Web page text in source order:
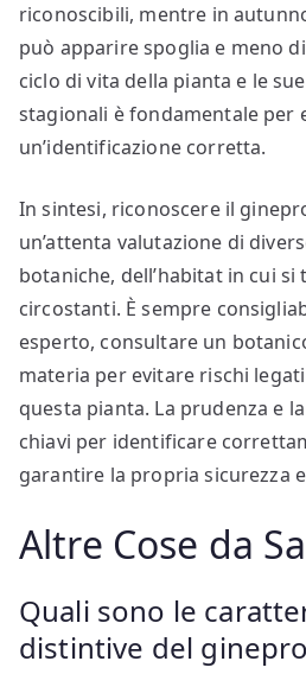
riconoscibili, mentre in
può apparire spoglia e meno
ciclo di vita della pianta e le
stagionali è fondamentale per
un’identificazione corretta.
In sintesi, riconoscere il
un’attenta valutazione di
botaniche, dell’habitat in cui
circostanti. È sempre
esperto, consultare un
materia per evitare rischi
questa pianta. La prudenza e
chiavi per identificare
garantire la propria sicurezza
Altre Cose da
Quali sono le
distintive del